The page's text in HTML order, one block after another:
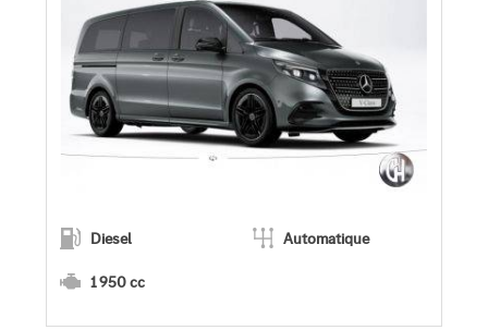
Diesel
Automatique
1 950 cc